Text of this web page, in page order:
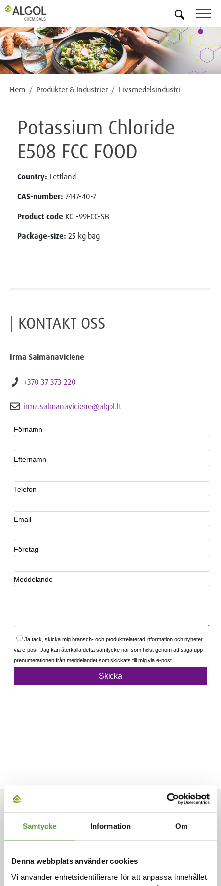
Samtycke Information Om
Denna webbplats använder cookies
Vi använder enhetsidentifierare för att anpassa innehållet
Hem Produkter & Industrier Livsmedelsindustri
Potassium Chloride
E508 FCC FOOD
Country: Lettland
CAS-number: 7447-40-7
Product code KCL-99FCC-SB
Package-size: 25 kg bag
KONTAKT OSS
Irma Salmanaviciene
+370 37 373 220
irma.salmanaviciene@algol.lt
ARTIKLAR